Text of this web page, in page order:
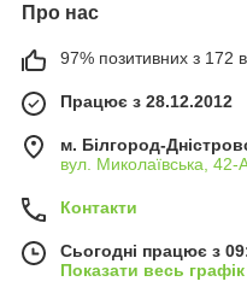
Про нас
97% позитивних з 172
Працює з 28.12.2012
м. Білгород-
вул. Миколаївська, 42-
Контакти
Сьогодні працює з
Показати весь